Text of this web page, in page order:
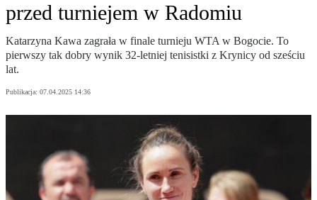
przed turniejem w Radomiu
Katarzyna Kawa zagrała w finale turnieju WTA w Bogocie. To
pierwszy tak dobry wynik 32-letniej tenisistki z Krynicy od sześciu
lat.
Publikacja: 07.04.2025 14:36